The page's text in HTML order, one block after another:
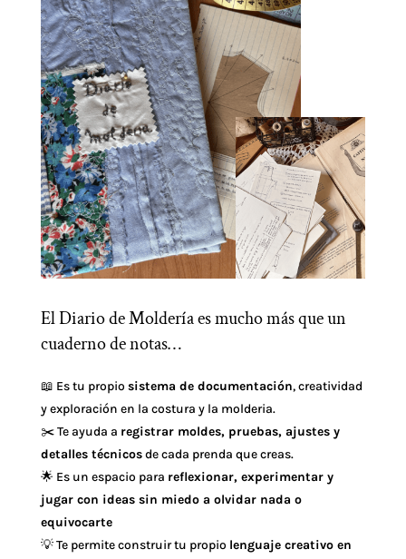
El Diario de Moldería es mucho más que un
cuaderno de notas…
📖 Es tu propio sistema de documentación, creatividad
y exploración en la costura y la molderia.
✂️ Te ayuda a registrar moldes, pruebas, ajustes y
detalles técnicosde cada prenda que creas.
🌟 Es un espacio para reflexionar, experimentar y
jugar con ideas sin miedo a olvidar nada o
equivocarte
💡 Te permite construir tu propio lenguaje creativo en